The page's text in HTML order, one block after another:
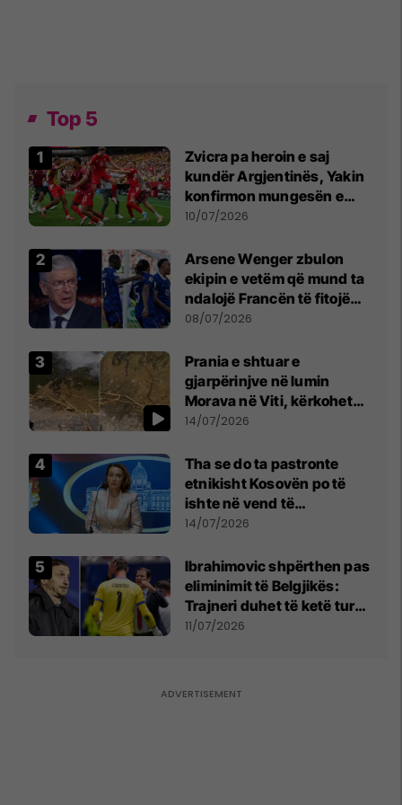
Top 5
Zvicra pa heroin e saj
kundër Argjentinës, Yakin
konfirmon mungesën e
madhe
10/07/2026
Arsene Wenger zbulon
ekipin e vetëm që mund ta
ndalojë Francën të fitojë
Kupën e Botës
08/07/2026
Prania e shtuar e
gjarpërinjve në lumin
Morava në Viti, kërkohet
kujdes nga qytetarët
14/07/2026
Tha se do ta pastronte
etnikisht Kosovën po të
ishte në vend të
Millosheviqit, Lëvizja e
kërkon shkarkimin e
menjëhershëm të
Snezhana Paunoviq
14/07/2026
Ibrahimovic shpërthen pas
eliminimit të Belgjikës:
Trajneri duhet të ketë turp,
ai lojtar se meritoi të luante
11/07/2026